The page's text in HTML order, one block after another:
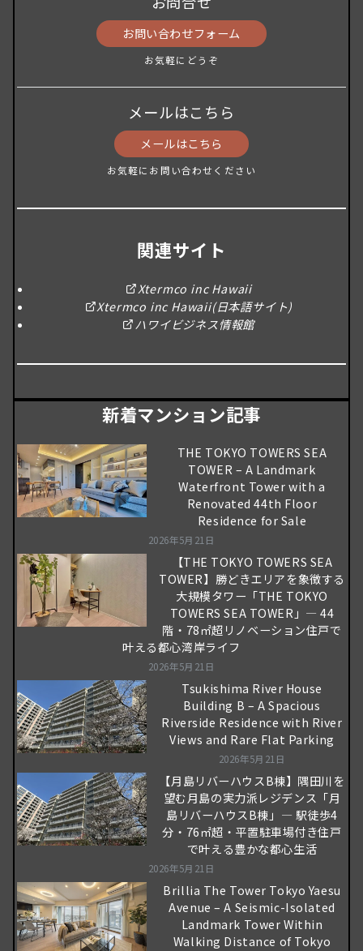
お問い合わせフォーム
お気軽にどうぞ
メールはこちら
メールはこちら
お気軽にお問い合わせください
関連サイト
Xtermco inc Hawaii
Xtermco inc Hawaii(日本語サイト)
ハワイビジネス情報館
新着マンション記事
THE TOKYO TOWERS SEA
TOWER – A Landmark
Waterfront Tower with a
Renovated 44th Floor
Residence for Sale
2026年5月21日
【THE TOKYO TOWERS SEA
TOWER】勝どきエリアを象徴する
大規模タワー「THE TOKYO
TOWERS SEA TOWER」― 44
階・78㎡超リノベーション住戸で
叶える都心湾岸ライフ
2026年5月21日
Tsukishima River House
Building B – A Spacious
Riverside Residence with River
Views and Rare Flat Parking
2026年5月21日
【月島リバーハウスB棟】隅田川を
望む月島の実力派レジデンス「月
島リバーハウスB棟」― 駅徒歩4
分・76㎡超・平置駐車場付き住戸
で叶える豊かな都心生活
2026年5月21日
Brillia The Tower Tokyo Yaesu
Avenue – A Seismic-Isolated
Landmark Tower Within
Walking Distance of Tokyo